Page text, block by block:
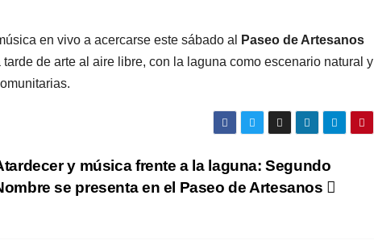
en vivo a acercarse este sábado al
Paseo de Artesanos
tarde de arte al aire libre, con la laguna como escenario natural y
y música frente a la laguna: Segundo
se presenta en el Paseo de Artesanos